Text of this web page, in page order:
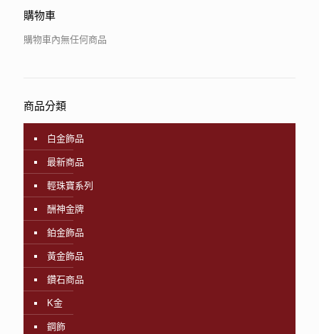
購物車
購物車內無任何商品
商品分類
白金飾品
最新商品
輕珠寶系列
酬神金牌
鉑金飾品
黃金飾品
鑽石商品
K金
鋼飾